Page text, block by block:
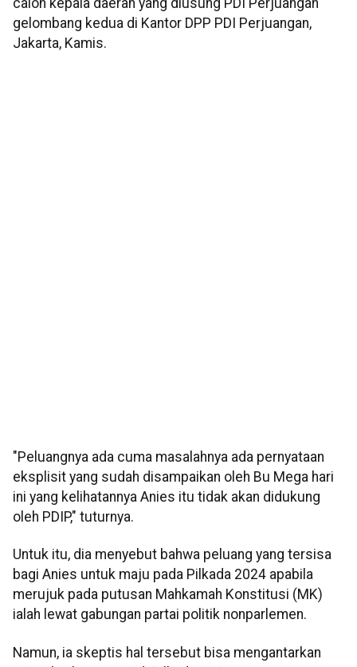
calon kepala daerah yang diusung PDI Perjuangan
gelombang kedua di Kantor DPP PDI Perjuangan,
Jakarta, Kamis.
"Peluangnya ada cuma masalahnya ada pernyataan
eksplisit yang sudah disampaikan oleh Bu Mega hari
ini yang kelihatannya Anies itu tidak akan didukung
oleh PDIP," tuturnya.
Untuk itu, dia menyebut bahwa peluang yang tersisa
bagi Anies untuk maju pada Pilkada 2024 apabila
merujuk pada putusan Mahkamah Konstitusi (MK)
ialah lewat gabungan partai politik nonparlemen.
Namun, ia skeptis hal tersebut bisa mengantarkan